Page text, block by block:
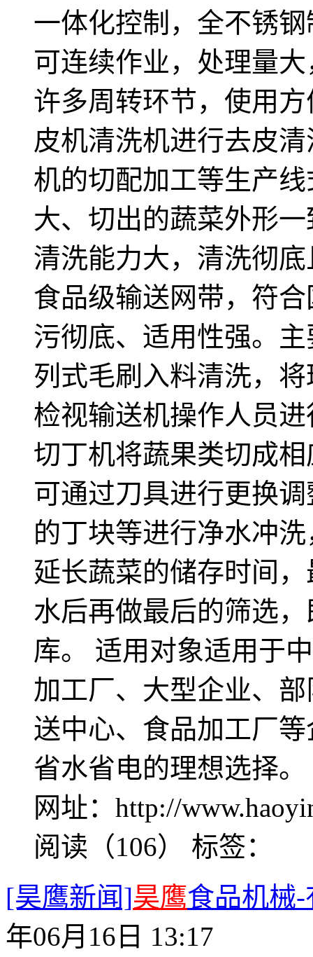
一体化控制，全不锈
可连续作业，处理量
许多周转环节，使用
皮机清洗机进行去皮
机的切配加工等生产
大、切出的蔬菜外形
清洗能力大，清洗彻
食品级输送网带，符
污彻底、适用性强。
列式毛刷入料清洗，
检视输送机操作人员
切丁机将蔬果类切成
可通过刀具进行更换
的丁块等进行净水冲
延长蔬菜的储存时间
水后再做最后的筛选
库。 适用对象适用于
加工厂、大型企业、
送中心、食品加工厂
省水省电的理想选择。
网址：http://
阅读（106） 标签：
[昊鹰新闻]昊鹰食品机械
年06月16日 13:17